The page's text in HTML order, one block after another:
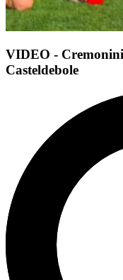
VIDEO -
Casteldebole